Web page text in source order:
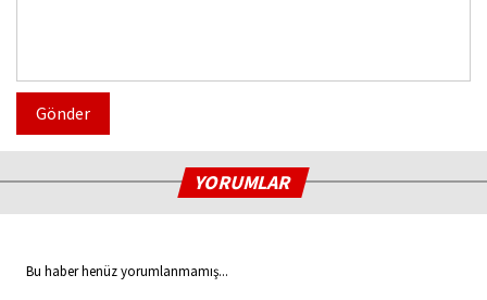
Gönder
YORUMLAR
Bu haber henüz yorumlanmamış...